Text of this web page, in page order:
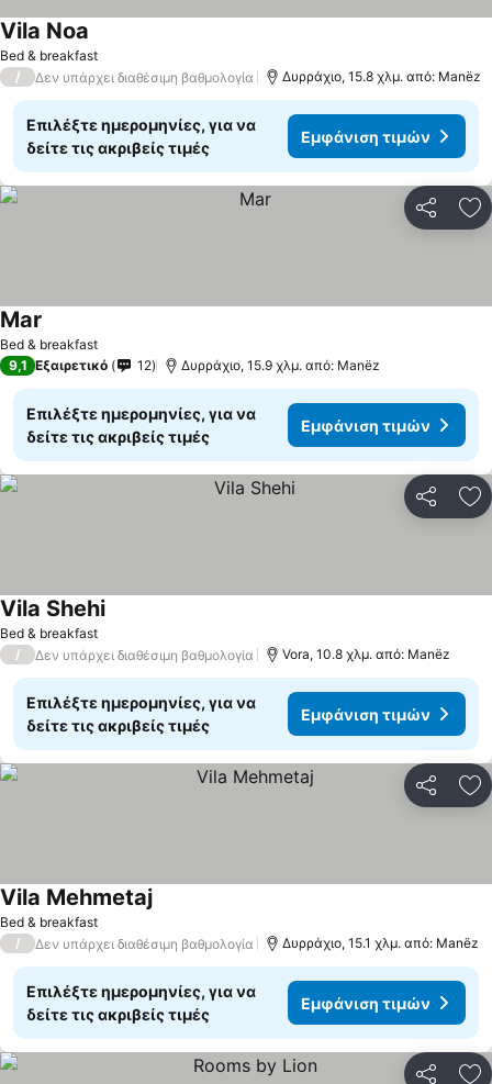
Bed & breakfast
Vila Noa
/ Δεν υπάρχει διαθέσιμη βαθμολογία Δυρράχιο, 15.8 χλμ. από: Manëz
Επιλέξτε ημερομηνίες, για να
δείτε τις ακριβείς τιμές
Εμφάνιση τιμών
Bed & breakfast
Mar
9,1 Εξαιρετικό 12 Δυρράχιο, 15.9 χλμ. από: Manëz
Επιλέξτε ημερομηνίες, για να
δείτε τις ακριβείς τιμές
Εμφάνιση τιμών
Bed & breakfast
Vila ShehiΕμφάνιση τιμών
/ Δεν υπάρχει διαθέσιμη βαθμολογία Vora, 10.8 χλμ. από: Manëz
Επιλέξτε ημερομηνίες, για να
δείτε τις ακριβείς τιμές
Εμφάνιση τιμών
Bed & breakfast
Vila MehmetajΕμφάνιση τιμών
/ Δεν υπάρχει διαθέσιμη βαθμολογία Δυρράχιο, 15.1 χλμ. από: Manëz
Επιλέξτε ημερομηνίες, για να
δείτε τις ακριβείς τιμές
Εμφάνιση τιμών